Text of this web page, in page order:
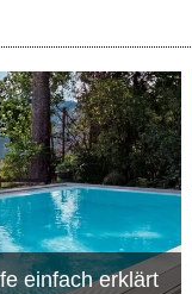
einfach erklärt